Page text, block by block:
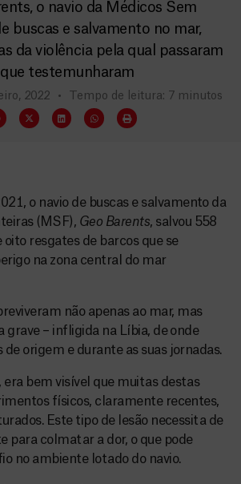
o navio da Médicos Sem
buscas e salvamento no mar,
da violência pela qual passaram
testemunharam
2022 Tempo de leitura: 7 minutos
o navio de buscas e salvamento da
(MSF), Geo Barents, salvou 558
oito resgates de barcos que se
na zona central do mar
não apenas ao mar, mas
grave – infligida na Líbia, de onde
de origem e durante as suas jornadas.
era bem visível que muitas destas
físicos, claramente recentes,
Este tipo de lesão necessita de
para colmatar a dor, o que pode
no ambiente lotado do navio.